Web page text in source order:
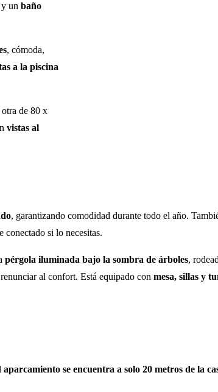
y un baño
, cómoda,
a la piscina
de 80 x
vistas al
, garantizando comodidad durante todo el año.
conectado si lo necesitas.
pérgola iluminada bajo la sombra de árboles,
al confort. Está equipado con mesa, sillas y
aparcamiento se encuentra a solo 20 metros de la